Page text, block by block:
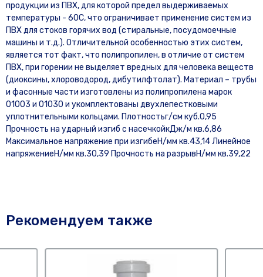
продукции из ПВХ, для которой предел выдерживаемых
температуры - 60С, что ограничивает применение систем из
ПВХ для стоков горячих вод (стиральные, посудомоечные
машины и т.д.). Отличительной особенностью этих систем,
является тот факт, что полипропилен, в отличие от систем
ПВХ, при горении не выделяет вредных для человека веществ
(диоксины, хлороводород, дибутилфтолат). Материал – трубы
и фасонные части изготовлены из полипропилена марок
01003 и 01030 и укомплектованы двухлепестковыми
уплотнительными кольцами. Плотностьг/см куб.0,95
Прочность на ударный изгиб с насечкойкДж/м кв.6,86
Максимальное напряжение при изгибеН/мм кв.43,14 Линейное
напряжениеН/мм кв.30,39 Прочность на разрывН/мм кв.39,22
Рекомендуем также